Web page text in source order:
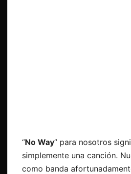
“No Way” para nosotros
simplemente una canción.
como banda